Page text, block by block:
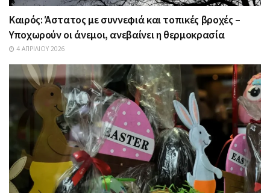
Καιρός: Άστατος με συννεφιά και τοπικές βροχές –
Υποχωρούν οι άνεμοι, ανεβαίνει η θερμοκρασία
4 ΑΠΡΙΛΊΟΥ 2026